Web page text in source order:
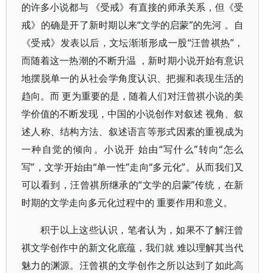
的许多小说都与 《受戒》有直接的师承关系，但《受
戒》的确是开了新时期以来“文学的启蒙”的先河 。自
《受戒》发表以后，文坛渐渐形成一股“汪曾祺热”，
而随着这一热潮的不断升温 ，新时期小说开始有意识
地摆脱单一的从社会学角度认识、把握和表现生活的
趋向。而 更为重要的是，随着人们对汪曾祺小说的美
学价值的不断发现，中国的小说创作对叙述 视角、叙
述人称、结构方法、叙述语言等形式因素的重视成为
一种自觉的倾向。小说开 始由“写什么”转向“怎么
写”，文学开始由“单一性”走向“多元化”。从而我们又
可以看到，汪曾祺所继承的“文学的启蒙”传统，在新
时期的文学走向多元化过程中的 重要作用和意义。
积于以上这些认识，笔者认为，如果不了解汪曾
祺文学创作中的新文化底蕴，我们就 难以理解其当代
魅力的渊源。汪曾祺的文学创作之所以达到了如此高